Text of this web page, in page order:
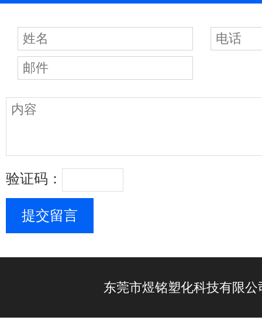
验证码：
东莞市煜铭塑化科技有限